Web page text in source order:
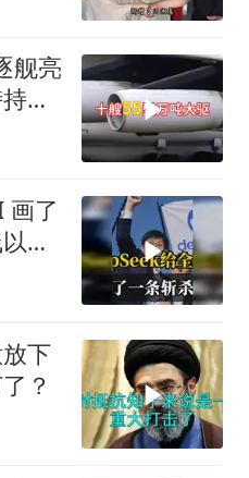
舰亮
续
画了
下
下
？